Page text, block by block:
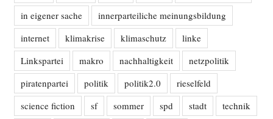
in eigener sache
innerparteiliche meinungsbildung
internet
klimakrise klimaschutz
linke
Linkspartei
makro nachhaltigkeit
netzpolitik
piratenpartei
politik politik2.0
rieselfeld
science fiction
sf sommer spd stadt technik